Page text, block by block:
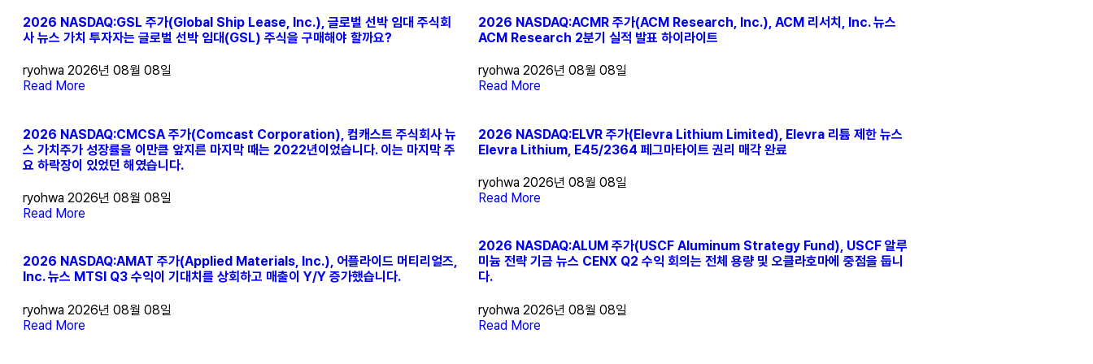
2026 NASDAQ:GSL 주가(Global Ship Lease, Inc.), 글로벌 선박 임대 주식회
사 뉴스 가치 투자자는 글로벌 선박 임대(GSL) 주식을 구매해야 할까요?
ryohwa 2026년 08월 08일
Read More
2026 NASDAQ:CMCSA 주가(Comcast Corporation), 컴캐스트 주식회사 뉴
스 가치주가 성장률을 이만큼 앞지른 마지막 때는 2022년이었습니다. 이는 마지막 주
요 하락장이 있었던 해였습니다.
ryohwa 2026년 08월 08일
Read More
2026 NASDAQ:AMAT 주가(Applied Materials, Inc.), 어플라이드 머티리얼즈,
Inc. 뉴스 MTSI Q3 수익이 기대치를 상회하고 매출이 Y/Y 증가했습니다.
ryohwa 2026년 08월 08일
Read More
2026 NASDAQ:ACMR 주가(ACM Research, Inc.), ACM 리서치, Inc. 뉴스
ACM Research 2분기 실적 발표 하이라이트
ryohwa 2026년 08월 08일
Read More
2026 NASDAQ:ELVR 주가(Elevra Lithium Limited), Elevra 리튬 제한 뉴스
Elevra Lithium, E45/2364 페그마타이트 권리 매각 완료
ryohwa 2026년 08월 08일
Read More
2026 NASDAQ:ALUM 주가(USCF Aluminum Strategy Fund), USCF 알루
미늄 전략 기금 뉴스 CENX Q2 수익 회의는 전체 용량 및 오클라호마에 중점을 둡니
다.
ryohwa 2026년 08월 08일
Read More